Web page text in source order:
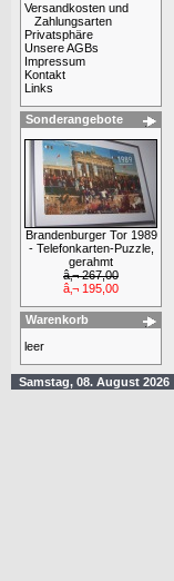
Versandkosten und
Zahlungsarten
Privatsphäre
Unsere AGBs
Impressum
Kontakt
Links
Sonderangebote
Brandenburger Tor 1989
- Telefonkarten-Puzzle,
gerahmt
â‚¬ 267,00
â‚¬ 195,00
Warenkorb
leer
Samstag, 08. August 2026